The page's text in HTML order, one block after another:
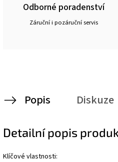
Odborné poradenství
Záruční i pozáruční servis
Popis Diskuze
Detailní popis
Klíčové vlastnosti: